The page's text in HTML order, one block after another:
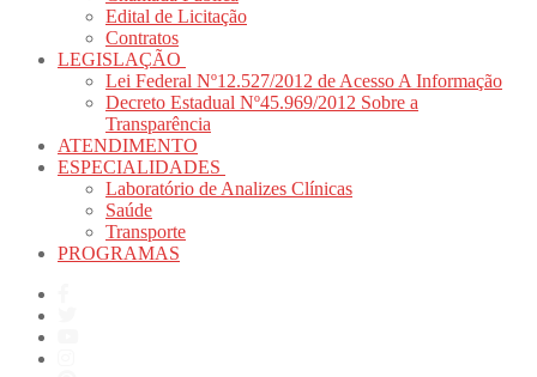
Edital de Licitação
Contratos
LEGISLAÇÃO
Lei Federal Nº12.527/2012 de Acesso A Informação
Decreto Estadual Nº45.969/2012 Sobre a
Transparência
ATENDIMENTO
ESPECIALIDADES
Laboratório de Analizes Clínicas
Saúde
Transporte
PROGRAMAS